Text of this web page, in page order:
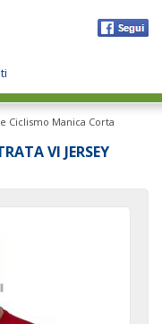
Ciclismo Manica Corta
VI JERSEY